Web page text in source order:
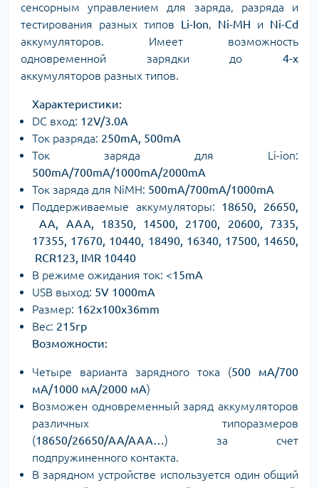
сенсорным управлением для заряда, разряда и
тестирования разных типов Li-Ion, Ni-MH и Ni-Cd
аккумуляторов. Имеет возможность
одновременной зарядки до 4-х
аккумуляторов разных типов.
Характеристики:
DC вход: 12V/3.0A
Ток разряда: 250mA, 500mA
Ток заряда для Li-ion:
500mA/700mA/1000mA/2000mA
Ток заряда для NiMH: 500mA/700mA/1000mA
Поддерживаемые аккумуляторы: 18650, 26650,
AA, AAA, 18350, 14500, 21700, 20600, 7335,
17355, 17670, 10440, 18490, 16340, 17500, 14650,
RCR123, IMR 10440
В режиме ожидания ток: <15mA
USB выход: 5V 1000mA
Размер: 162x100x36mm
Вес: 215гр
Возможности:
Четыре варианта зарядного тока (500 мА/700
мА/1000 мА/2000 мА)
Возможен одновременный заряд аккумуляторов
различных типоразмеров
(18650/26650/AA/AAA…) за счет
подпружиненного контакта.
В зарядном устройстве используется один общий